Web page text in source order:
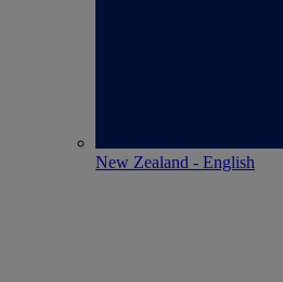
New Zealand - English